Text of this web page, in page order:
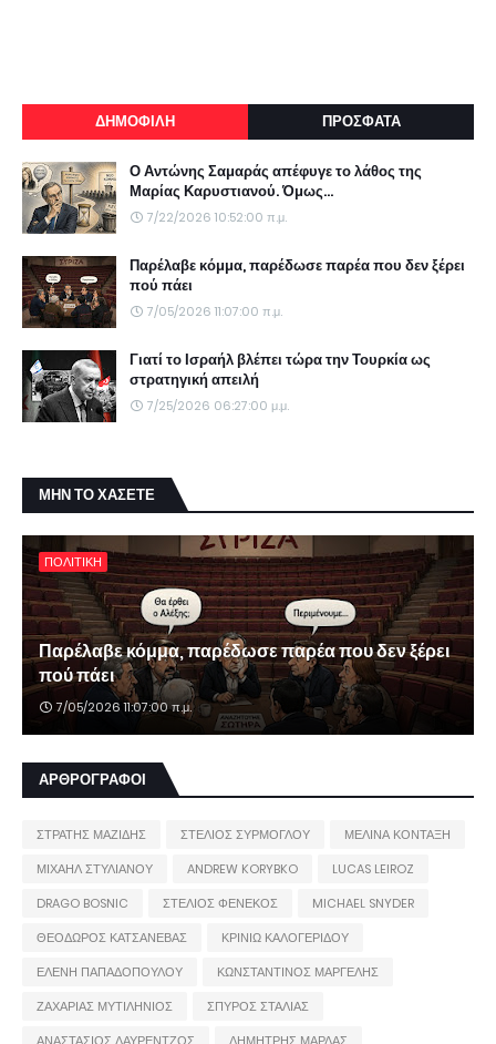
ΔΗΜΟΦΙΛΗ ΠΡΟΣΦΑΤΑ
Ο Αντώνης Σαμαράς απέφυγε το λάθος της
Μαρίας Καρυστιανού. Όμως...
7/22/2026 10:52:00 π.μ.
Παρέλαβε κόμμα, παρέδωσε παρέα που δεν ξέρει
πού πάει
7/05/2026 11:07:00 π.μ.
Γιατί το Ισραήλ βλέπει τώρα την Τουρκία ως
στρατηγική απειλή
7/25/2026 06:27:00 μ.μ.
ΜΗΝ ΤΟ ΧΑΣΕΤΕ
ΠΟΛΙΤΙΚΗ
Παρέλαβε κόμμα, παρέδωσε παρέα που δεν ξέρει
πού πάει
7/05/2026 11:07:00 π.μ.
ΑΡΘΡΟΓΡΑΦΟΙ
ΣΤΡΑΤΗΣ ΜΑΖΙΔΗΣ ΣΤΕΛΙΟΣ ΣΥΡΜΟΓΛΟΥ
ΜΕΛΙΝΑ ΚΟΝΤΑΞΗ
ΜΙΧΑΗΛ ΣΤΥΛΙΑΝΟΥ
ANDREW KORYBKO
LUCAS LEIROZ
DRAGO BOSNIC
ΣΤΕΛΙΟΣ ΦΕΝΕΚΟΣ
MICHAEL SNYDER
ΘΕΟΔΩΡΟΣ ΚΑΤΣΑΝΕΒΑΣ
ΚΡΙΝΙΩ ΚΑΛΟΓΕΡΙΔΟΥ
ΕΛΕΝΗ ΠΑΠΑΔΟΠΟΥΛΟΥ
ΚΩΝΣΤΑΝΤΙΝΟΣ ΜΑΡΓΕΛΗΣ
ΖΑΧΑΡΙΑΣ ΜΥΤΙΛΗΝΙΟΣ
ΣΠΥΡΟΣ ΣΤΑΛΙΑΣ